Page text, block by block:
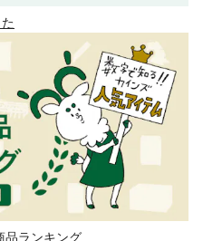
品ランキング